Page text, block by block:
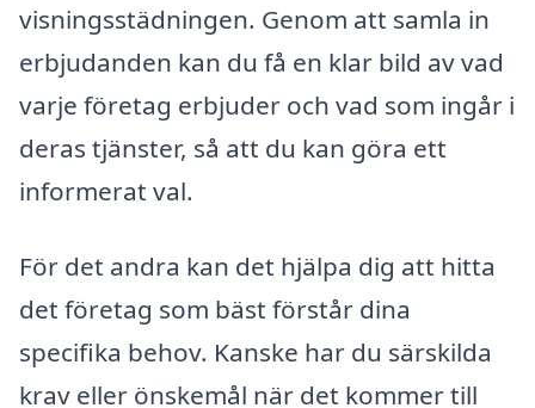
visningsstädningen. Genom att samla in
erbjudanden kan du få en klar bild av vad
varje företag erbjuder och vad som ingår i
deras tjänster, så att du kan göra ett
informerat val.
För det andra kan det hjälpa dig att hitta
det företag som bäst förstår dina
specifika behov. Kanske har du särskilda
krav eller önskemål när det kommer till